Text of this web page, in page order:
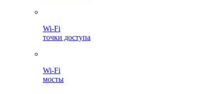
Wi-Fi
точки доступа
Wi-Fi
мосты